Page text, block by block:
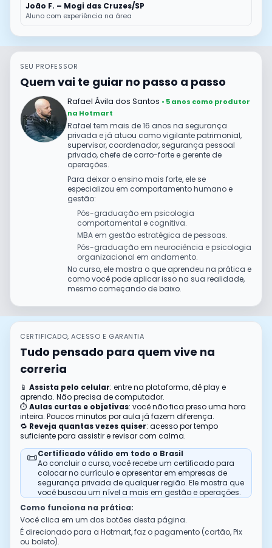
João F. – Mogi das Cruzes/SP
Aluno com experiência na área
SEU PROFESSOR
Quem vai te guiar no passo a passo
Rafael Ávila dos Santos • 5 anos como produtor
na Hotmart
Rafael tem mais de 16 anos na segurança
privada e já atuou como vigilante patrimonial,
supervisor, coordenador, segurança pessoal
privado, chefe de carro-forte e gerente de
operações.
Para deixar o ensino mais forte, ele se
especializou em comportamento humano e
gestão:
Pós-graduação em psicologia
comportamental e cognitiva.
MBA em gestão estratégica de pessoas.
Pós-graduação em neurociência e psicologia
organizacional em andamento.
No curso, ele mostra o que aprendeu na prática e
como você pode aplicar isso na sua realidade,
mesmo começando de baixo.
CERTIFICADO, ACESSO E GARANTIA
Tudo pensado para quem vive na
correria
📱 Assista pelo celular: entre na plataforma, dê play e
aprenda. Não precisa de computador.
⏱️ Aulas curtas e objetivas: você não fica preso uma hora
inteira. Poucos minutos por aula já fazem diferença.
🔁 Reveja quantas vezes quiser: acesso por tempo
suficiente para assistir e revisar com calma.
📜Certificado válido em todo o Brasil
Ao concluir o curso, você recebe um certificado para
colocar no currículo e apresentar em empresas de
segurança privada de qualquer região. Ele mostra que
você buscou um nível a mais em gestão e operações.
Como funciona na prática:
Você clica em um dos botões desta página.
É direcionado para a Hotmart, faz o pagamento (cartão, Pix
ou boleto).